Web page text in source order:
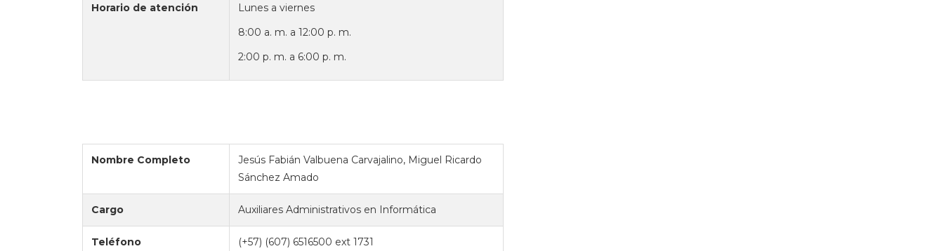
Horario de atención
Lunes a viernes
8:00 a. m. a 12:00 p. m.
2:00 p. m. a 6:00 p. m.
Nombre Completo
Jesús Fabián Valbuena Carvajalino, Miguel Ricardo
Sánchez Amado
Cargo Auxiliares Administrativos en Informática
Teléfono (+57) (607) 6516500 ext 1731